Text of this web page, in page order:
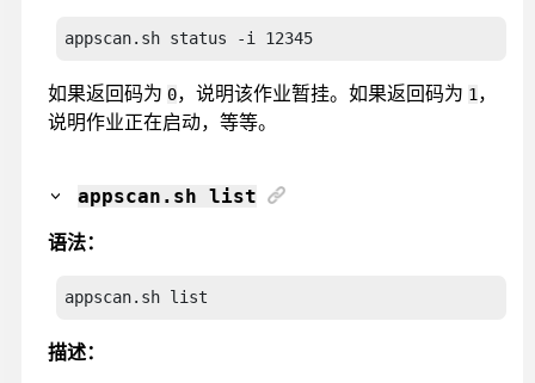
appscan.sh status -i 12345
如果返回码为 0，说明该作业暂挂。如果返回码为 1 ，
说明作业正在启动，等等。
appscan .sh list
语法：
appscan.sh list
描述：